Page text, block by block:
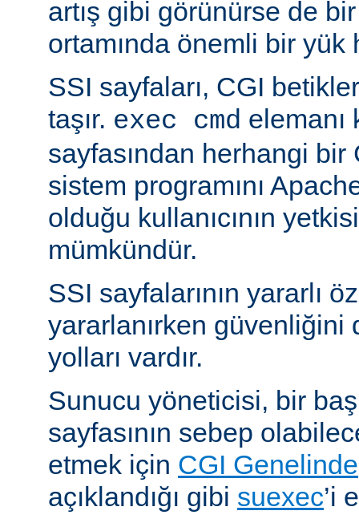
artış gibi görünürse de
ortamında önemli bir yük
SSI sayfaları, CGI
taşır. exec cmd elemanı
sayfasından herhangi
sistem programını
olduğu kullanıcının
mümkündür.
SSI sayfalarının yararlı
yararlanırken güvenliğini
yolları vardır.
Sunucu yöneticisi, bir
sayfasının sebep
etmek için CGI Genelinde
açıklandığı gibi suexec’i